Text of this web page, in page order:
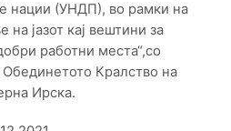
нации (УНДП), во рамки на
јазот кај вештини за
работни места“,со
Кралство на
Ирска.